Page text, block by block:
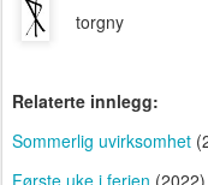
torgny
Relaterte innlegg:
Sommerlig uvirksomhet
Første uke i ferien (2022)